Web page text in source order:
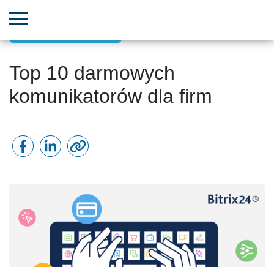
Top 10 darmowych
komunikatorów dla firm